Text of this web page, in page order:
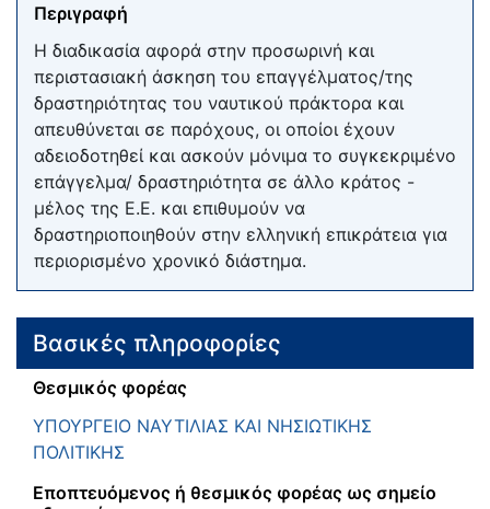
Περιγραφή
Η διαδικασία αφορά στην προσωρινή και
περιστασιακή άσκηση του επαγγέλματος/της
δραστηριότητας του ναυτικού πράκτορα και
απευθύνεται σε παρόχους, οι οποίοι έχουν
αδειοδοτηθεί και ασκούν μόνιμα το συγκεκριμένο
επάγγελμα/ δραστηριότητα σε άλλο κράτος -
μέλος της Ε.Ε. και επιθυμούν να
δραστηριοποιηθούν στην ελληνική επικράτεια για
περιορισμένο χρονικό διάστημα.
Βασικές πληροφορίες
Θεσμικός φορέας
ΥΠΟΥΡΓΕΙΟ ΝΑΥΤΙΛΙΑΣ ΚΑΙ ΝΗΣΙΩΤΙΚΗΣ
ΠΟΛΙΤΙΚΗΣ
Εποπτευόμενος ή θεσμικός φορέας ως σημείο